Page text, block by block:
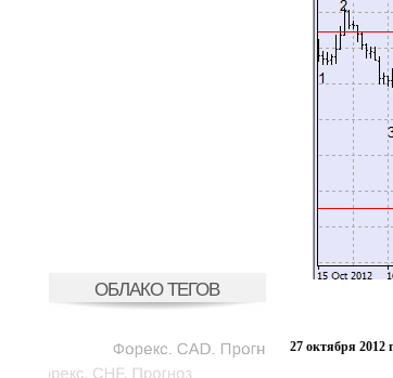
ОБЛАКО ТЕГОВ
27 октября 2012